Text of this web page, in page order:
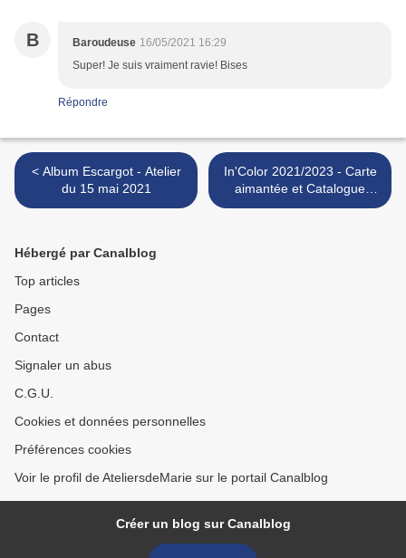
B Baroudeuse 16/05/2021 16:29
Super! Je suis vraiment ravie! Bises
Répondre
< Album Escargot - Atelier
du 15 mai 2021
In'Color 2021/2023 - Carte
aimantée et Catalogue
Annuel >
Hébergé par Canalblog
Top articles
Pages
Contact
Signaler un abus
C.G.U.
Cookies et données personnelles
Préférences cookies
Voir le profil de AteliersdeMarie sur le portail Canalblog
Créer un blog sur Canalblog